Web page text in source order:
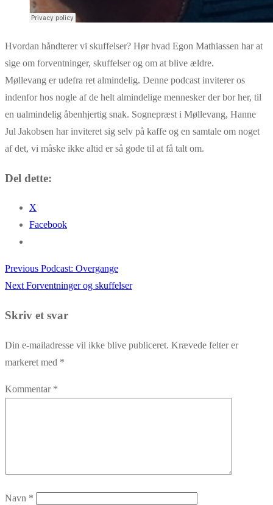
Hvordan håndterer vi skuffelser? Hør hvad Egon Mathiassen har at
sige om forventninger, skuffelser og om at blive ældre.
Møllevang er udefra ret almindelig. Denne podcast inviterer os
indenfor hos nogle af de helt almindelige mennesker der bor her, til
en ualmindelig åbenhjertig snak. Sognepræst i Møllevang, Hanne
Jul Jakobsen har inviteret sig selv på kaffe og en samtale om noget
af det, vi måske ikke altid er så gode til at få talt om.
Del dette:
X
Facebook
Indlægsnavigation
Previous Previous
post:
Podcast: Overgange
Next Next
Forventninger og skuffelser
Skriv et svar
Din e-mailadresse vil ikke blive publiceret. Krævede felter er
markeret med *
Kommentar *
Navn *